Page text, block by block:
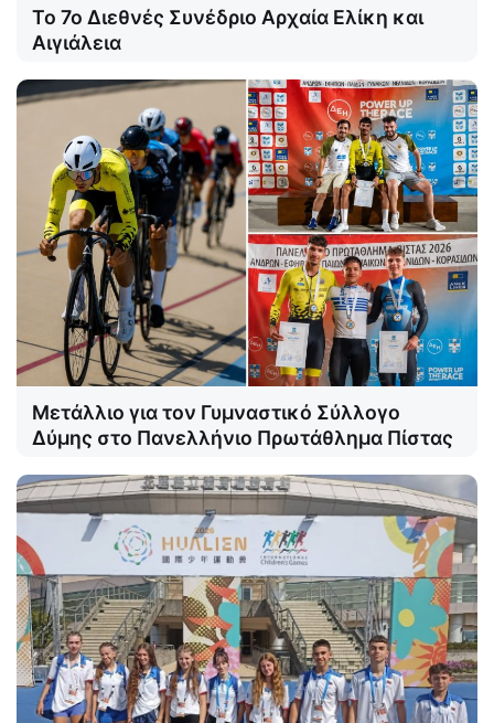
Το 7ο Διεθνές Συνέδριο Αρχαία Ελίκη και
Αιγιάλεια
Μετάλλιο για τον Γυμναστικό Σύλλογο
Δύμης στο Πανελλήνιο Πρωτάθλημα Πίστας